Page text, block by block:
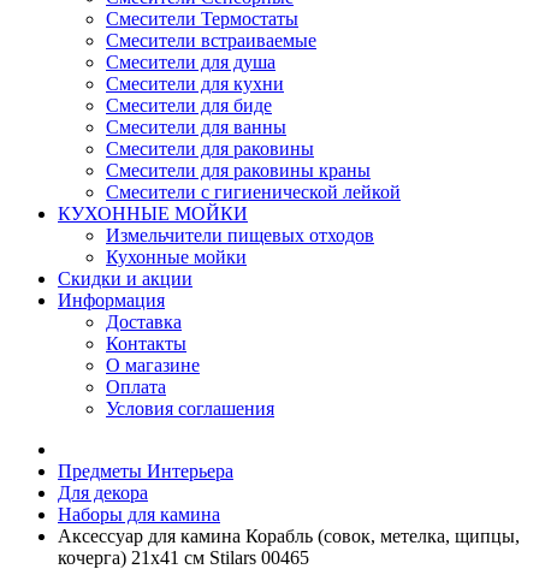
Смесители Термостаты
Смесители встраиваемые
Смесители для душа
Смесители для кухни
Смесители для биде
Смесители для ванны
Смесители для раковины
Смесители для раковины краны
Смесители с гигиенической лейкой
КУХОННЫЕ МОЙКИ
Измельчители пищевых отходов
Кухонные мойки
Скидки и акции
Информация
Доставка
Контакты
О магазине
Оплата
Условия соглашения
Предметы Интерьера
Для декора
Наборы для камина
Аксессуар для камина Корабль (совок, метелка, щипцы,
кочерга) 21х41 см Stilars 00465